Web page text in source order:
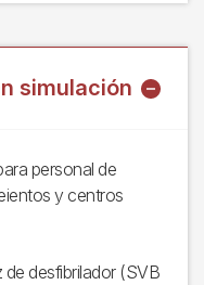
simulación
personal de
y centros
desfibrilador (SVB